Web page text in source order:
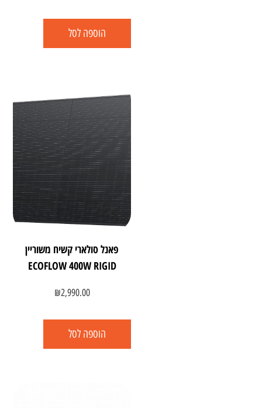
הוספה לסל
פאנל סולארי קשיח משוריין
ECOFLOW 400W RIGID
₪2,990.00
הוספה לסל